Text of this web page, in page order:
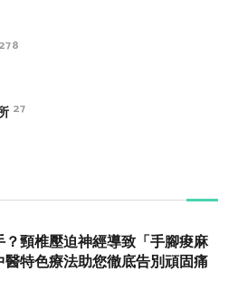
278
27
？頸椎壓迫神經導致「手腳痠麻
特色療法助您徹底告別頑固痛